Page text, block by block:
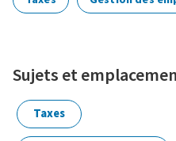
Sujets et
Taxes